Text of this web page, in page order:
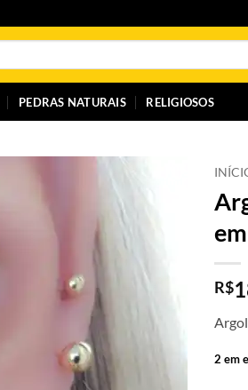
PEDRAS NATURAIS RELIGIOSOS
R$
2 em